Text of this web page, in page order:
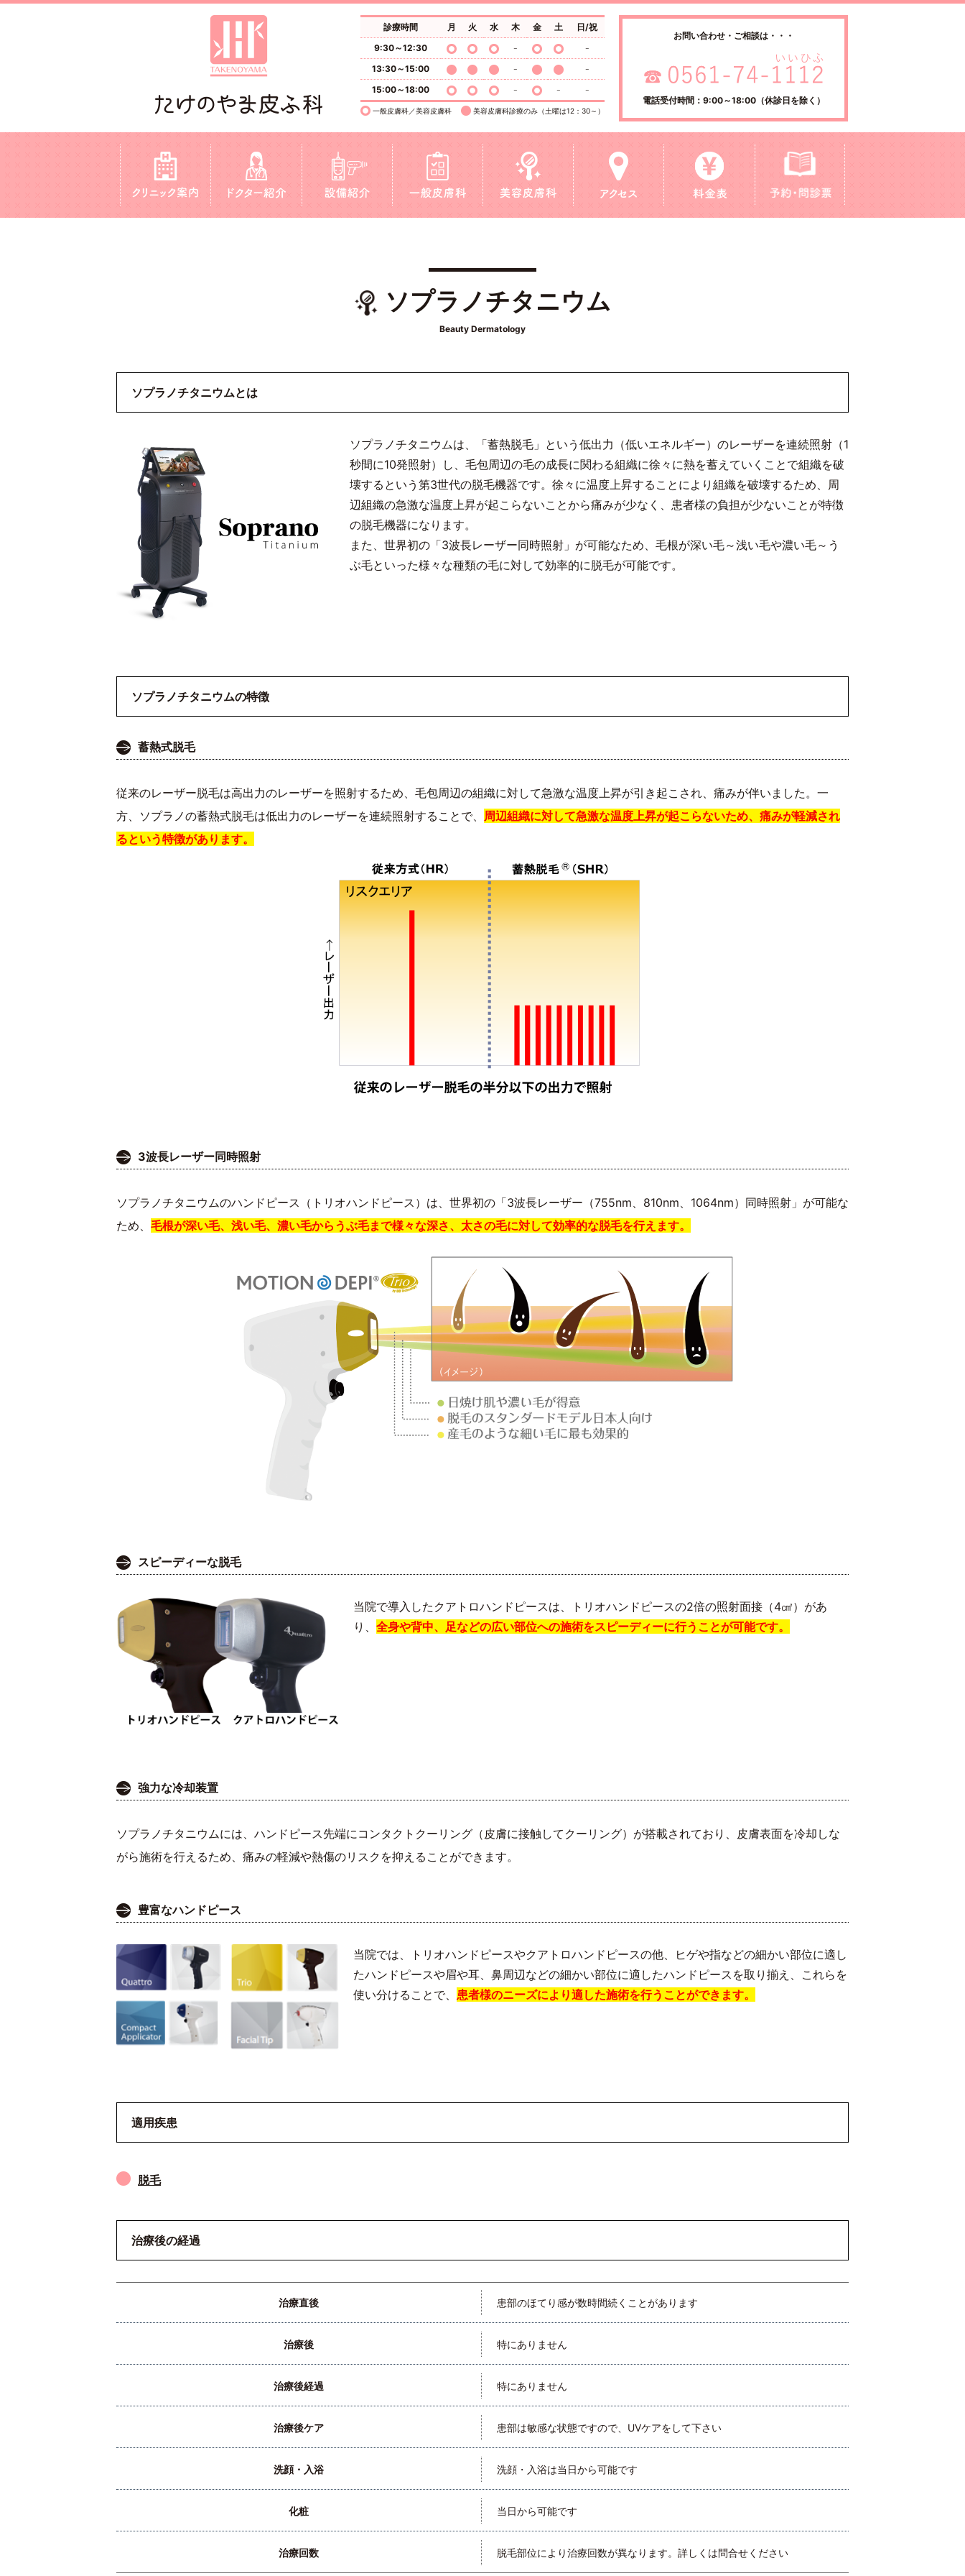
診療時間 月 火 水 木 金 土
日/祝
9:30～12:30
13:30～15:00
15:00～18:00
一般皮膚科／美容皮膚科 美容皮膚科診療のみ（土曜は12：30～）
お問い合わせ・ご相談は・・・
電話受付時間：9:00～18:00（休診日を除く）
ソプラノチタニウム
Beauty Dermatology
ソプラノチタニウムとは
ソプラノチタニウムは、「蓄熱脱毛」という低出力（低いエネルギー）のレーザーを連続照射（1
秒間に10発照射）し、毛包周辺の毛の成長に関わる組織に徐々に熱を蓄えていくことで組織を破
壊するという第3世代の脱毛機器です。徐々に温度上昇することにより組織を破壊するため、周
辺組織の急激な温度上昇が起こらないことから痛みが少なく、患者様の負担が少ないことが特徴
の脱毛機器になります。
また、世界初の「3波長レーザー同時照射」が可能なため、毛根が深い毛～浅い毛や濃い毛～う
ぶ毛といった様々な種類の毛に対して効率的に脱毛が可能です。
ソプラノチタニウムの特徴
蓄熱式脱毛
従来のレーザー脱毛は高出力のレーザーを照射するため、毛包周辺の組織に対して急激な温度上昇が引き起こされ、痛みが伴いました。一
方、ソプラノの蓄熱式脱毛は低出力のレーザーを連続照射することで、 周辺組織に対して急激な温度上昇が起こらないため、痛みが軽減され
るという特徴があります。
3波長レーザー同時照射
ソプラノチタニウムのハンドピース（トリオハンドピース）は、世界初の「3波長レーザー（755nm、810nm、1064nm）同時照射」が可能な
ため、 毛根が深い毛、浅い毛、濃い毛からうぶ毛まで様々な深さ、太さの毛に対して効率的な脱毛を行えます。
スピーディーな脱毛
当院で導入したクアトロハンドピースは、トリオハンドピースの2倍の照射面接（4㎠）があ
り、 全身や背中、足などの広い部位への施術をスピーディーに行うことが可能です。
強力な冷却装置
ソプラノチタニウムには、ハンドピース先端にコンタクトクーリング（皮膚に接触してクーリング）が搭載されており、皮膚表面を冷却しな
がら施術を行えるため、痛みの軽減や熱傷のリスクを抑えることができます。
豊富なハンドピース
当院では、トリオハンドピースやクアトロハンドピースの他、ヒゲや指などの細かい部位に適し
たハンドピースや眉や耳、鼻周辺などの細かい部位に適したハンドピースを取り揃え、これらを
使い分けることで、 患者様のニーズにより適した施術を行うことができます。
適用疾患
脱毛
治療後の経過
治療直後 患部のほてり感が数時間続くことがあります
治療後 特にありません
治療後経過 特にありません
治療後ケア 患部は敏感な状態ですので、UVケアをして下さい
洗顔・入浴 洗顔・入浴は当日から可能です
化粧 当日から可能です
治療回数 脱毛部位により治療回数が異なります。詳しくは問合せください